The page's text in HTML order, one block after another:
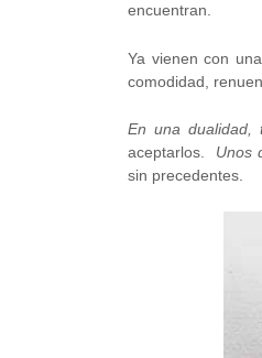
encuentran.
Ya vienen con
comodidad,
En una dualidad,
aceptarlos. Unos
sin precedentes.